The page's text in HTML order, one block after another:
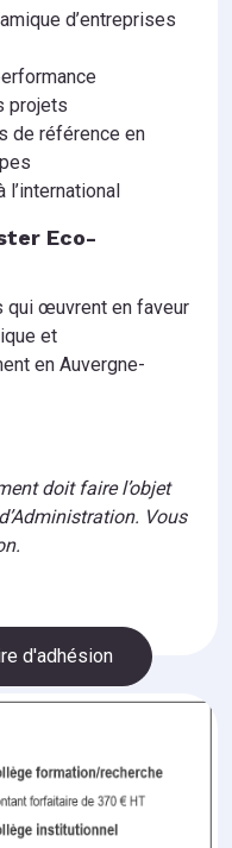
d’entreprises
projets
de référence en
l’international
Eco-
qui œuvrent en faveur
et
en Auvergne-
doit faire l’objet
Vous
d'adhésion